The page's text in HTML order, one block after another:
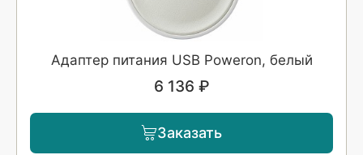
Адаптер питания USB Poweron, белый
6 136 ₽
Заказать